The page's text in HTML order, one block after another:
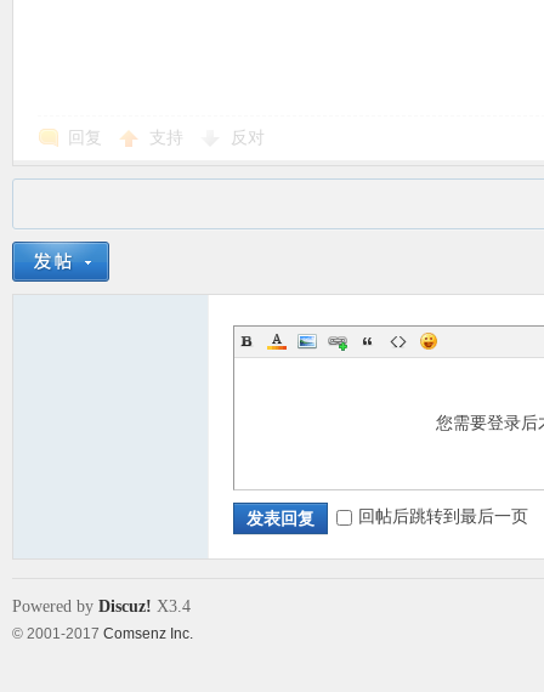
回复 支持 反对
您需要登录
发表回复 回帖后跳转到最后一页
Powered by Discuz! X3.4
© 2001-2017 Comsenz Inc.